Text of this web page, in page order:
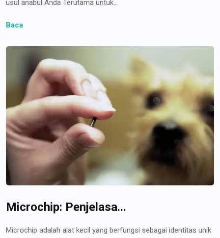
usul anabul Anda Terutama untuk...
Baca
Microchip: Penjelasa...
Microchip adalah alat kecil yang berfungsi sebagai identitas unik